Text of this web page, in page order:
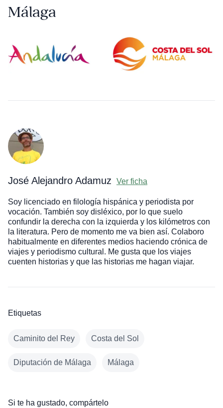
Málaga
José Alejandro Adamuz Ver ficha
Soy licenciado en filología hispánica y periodista por
vocación. También soy disléxico, por lo que suelo
confundir la derecha con la izquierda y los kilómetros con
la literatura. Pero de momento me va bien así. Colaboro
habitualmente en diferentes medios haciendo crónica de
viajes y periodismo cultural. Me gusta que los viajes
cuenten historias y que las historias me hagan viajar.
Etiquetas
Caminito del Rey Costa del Sol
Diputación de Málaga Málaga
Si te ha gustado, compártelo